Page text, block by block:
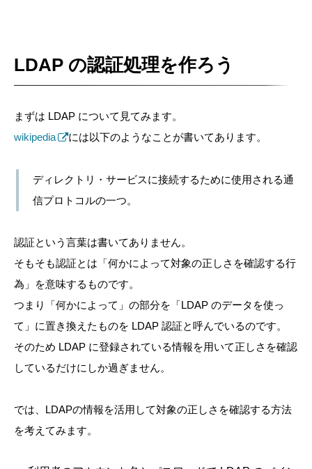
LDAP の認証処理を作ろう
まずは LDAP について見てみます。
wikipedia
には以下のようなことが書いてあります。
ディレクトリ・サービスに接続するために使用される通
信プロトコルの一つ。
認証という言葉は書いてありません。
そもそも認証とは「何かによって対象の正しさを確認する行
為」を意味するものです。
つまり「何かによって」の部分を「LDAP のデータを使っ
て」に置き換えたものを LDAP 認証と呼んでいるのです。
そのため LDAP に登録されている情報を用いて正しさを確認
しているだけにしか過ぎません。
では、LDAPの情報を活用して対象の正しさを確認する方法
を考えてみます。